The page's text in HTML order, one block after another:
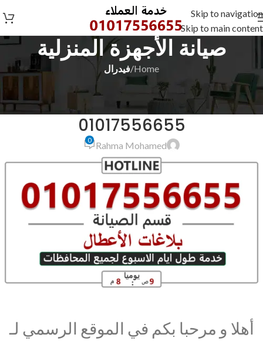
Skip to navigation
Skip to main content
صيانة الأجهزة المنزلية
Home
/فيدرال
فيدرال
صيانة فيدرال البحيرة ادكو
01017556655
Rahma Mohamed
0
أهلا و مرحبا بكم في الموقع الرسمي لـ